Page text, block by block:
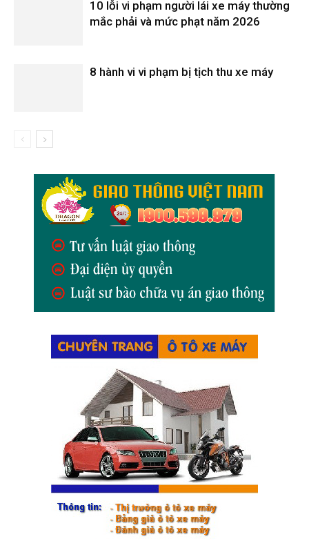
10 lỗi vi phạm người lái xe máy thường
mắc phải và mức phạt năm 2026
8 hành vi vi phạm bị tịch thu xe máy